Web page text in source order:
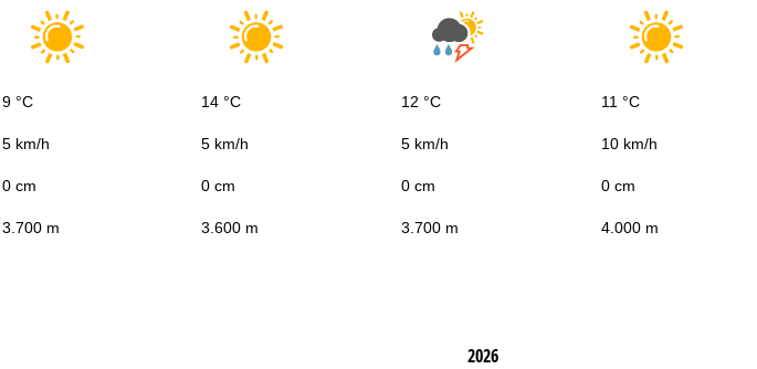
9 °C 14 °C 12 °C 11 °C
5 km/h 5 km/h 5 km/h 10 km/h
0 cm 0 cm 0 cm 0 cm
3.700 m 3.600 m 3.700 m 4.000 m
2026